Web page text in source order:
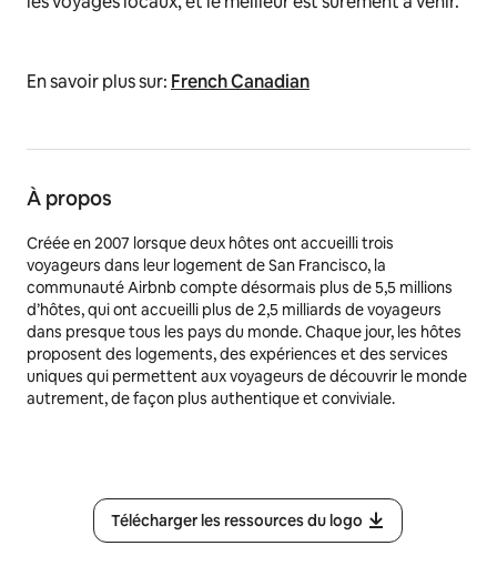
En savoir plus sur: French Canadian
À propos
Créée en 2007 lorsque deux hôtes ont accueilli trois
voyageurs dans leur logement de San Francisco, la
communauté Airbnb compte désormais plus de 5,5 millions
d’hôtes, qui ont accueilli plus de 2,5 milliards de voyageurs
dans presque tous les pays du monde. Chaque jour, les hôtes
proposent des logements, des expériences et des services
uniques qui permettent aux voyageurs de découvrir le monde
autrement, de façon plus authentique et conviviale.
Télécharger les ressources du logo